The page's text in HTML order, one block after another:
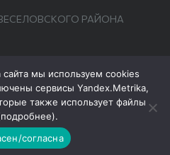
РАЙОНА
мы используем cookies
сервисы Yandex.Metrika,
также использует файлы
подробнее).
согласна